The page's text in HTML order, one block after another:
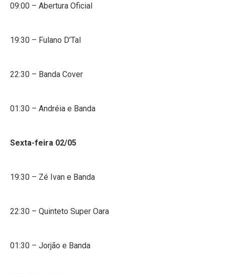
09:00 – Abertura Oficial
19:30 – Fulano D’Tal
22:30 – Banda Cover
01:30 – Andréia e Banda
Sexta-feira 02/05
19:30 – Zé Ivan e Banda
22:30 – Quinteto Super Oara
01:30 – Jorjão e Banda